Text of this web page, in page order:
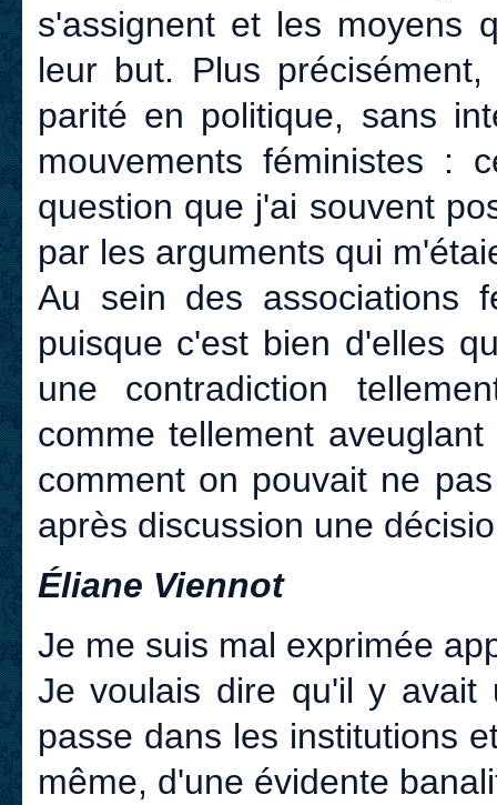
s'assignent et les moyens
leur but. Plus
parité en politique, sans
mouvements féministes :
question que j'ai souvent
par les arguments qui
Au sein des associations
puisque c'est bien d'elles
une contradiction
comme tellement
comment on pouvait ne
après discussion une
Éliane Viennot
Je me suis mal exprimée
Je voulais dire qu'il y
passe dans les institutions
même, d'une évidente